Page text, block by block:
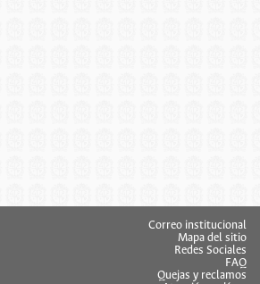
Correo institucional
Mapa del sitio
Redes Sociales
FAQ
Quejas y reclamos